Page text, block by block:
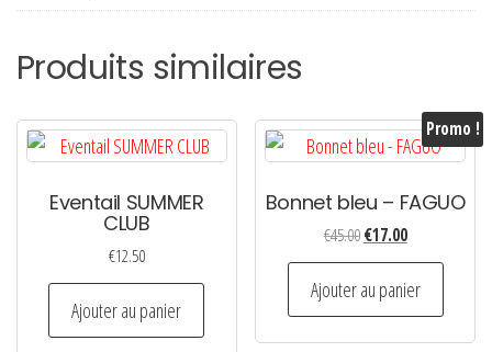
Produits similaires
Eventail SUMMER
CLUB
€12.50
Ajouter au panier
Promo !
Bonnet bleu – FAGUO
€45.00 Le
prix
initial
était :
€45.00.
€17.00Le
prix
actuel
est :
€17.00.
Ajouter au panier